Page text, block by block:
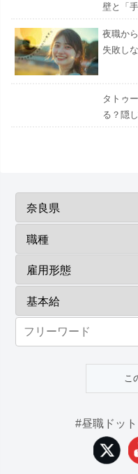
壁と「
夜職か
失敗し
タトゥ
る？隠
#昼職ドッ